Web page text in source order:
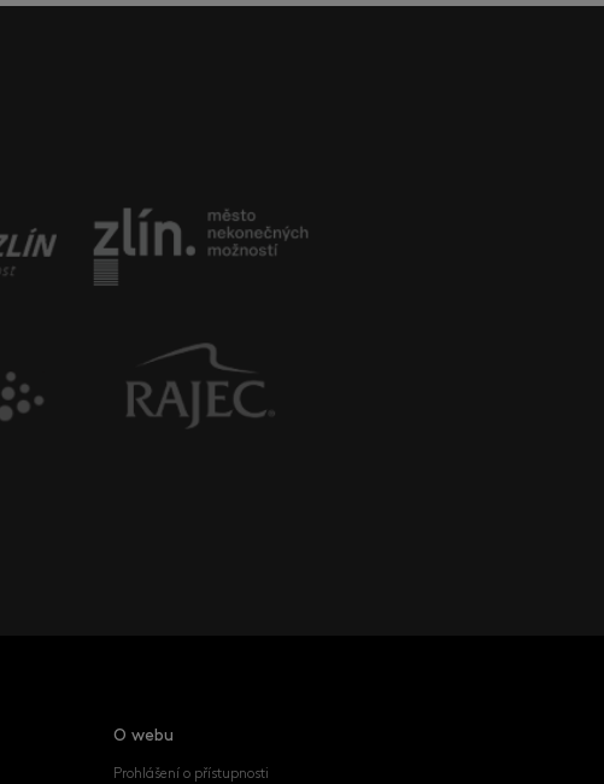
O webu
Prohlášení o přístupnosti